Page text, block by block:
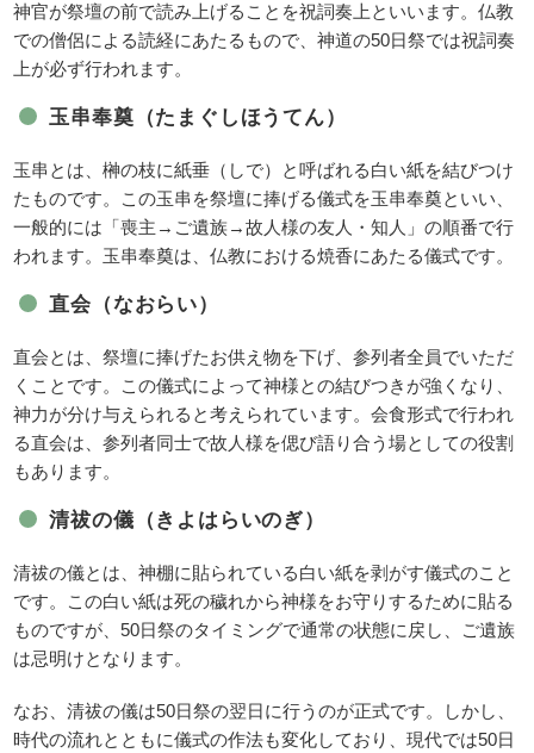
神官が祭壇の前で読み上げることを祝詞奏上といいます。仏教
での僧侶による読経にあたるもので、神道の50日祭では祝詞奏
上が必ず行われます。
玉串奉奠（たまぐしほうてん）
玉串とは、榊の枝に紙垂（しで）と呼ばれる白い紙を結びつけ
たものです。この玉串を祭壇に捧げる儀式を玉串奉奠といい、
一般的には「喪主→ご遺族→故人様の友人・知人」の順番で行
われます。玉串奉奠は、仏教における焼香にあたる儀式です。
直会（なおらい）
直会とは、祭壇に捧げたお供え物を下げ、参列者全員でいただ
くことです。この儀式によって神様との結びつきが強くなり、
神力が分け与えられると考えられています。会食形式で行われ
る直会は、参列者同士で故人様を偲び語り合う場としての役割
もあります。
清祓の儀（きよはらいのぎ）
清祓の儀とは、神棚に貼られている白い紙を剥がす儀式のこと
です。この白い紙は死の穢れから神様をお守りするために貼る
ものですが、50日祭のタイミングで通常の状態に戻し、ご遺族
は忌明けとなります。
なお、清祓の儀は50日祭の翌日に行うのが正式です。しかし、
時代の流れとともに儀式の作法も変化しており、現代では50日